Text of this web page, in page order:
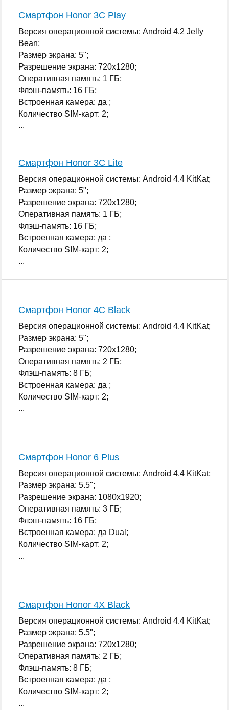
Смартфон Honor 3C Play
Версия операционной системы: Android 4.2 Jelly
Bean;
Размер экрана: 5";
Разрешение экрана: 720x1280;
Оперативная память: 1 ГБ;
Флэш-память: 16 ГБ;
Встроенная камера: да ;
Количество SIM-карт: 2;
...
Смартфон Honor 3C Lite
Версия операционной системы: Android 4.4 KitKat;
Размер экрана: 5";
Разрешение экрана: 720x1280;
Оперативная память: 1 ГБ;
Флэш-память: 16 ГБ;
Встроенная камера: да ;
Количество SIM-карт: 2;
...
Смартфон Honor 4C Black
Версия операционной системы: Android 4.4 KitKat;
Размер экрана: 5";
Разрешение экрана: 720x1280;
Оперативная память: 2 ГБ;
Флэш-память: 8 ГБ;
Встроенная камера: да ;
Количество SIM-карт: 2;
...
Смартфон Honor 6 Plus
Версия операционной системы: Android 4.4 KitKat;
Размер экрана: 5.5";
Разрешение экрана: 1080x1920;
Оперативная память: 3 ГБ;
Флэш-память: 16 ГБ;
Встроенная камера: да Dual;
Количество SIM-карт: 2;
...
Смартфон Honor 4X Black
Версия операционной системы: Android 4.4 KitKat;
Размер экрана: 5.5";
Разрешение экрана: 720x1280;
Оперативная память: 2 ГБ;
Флэш-память: 8 ГБ;
Встроенная камера: да ;
Количество SIM-карт: 2;
...